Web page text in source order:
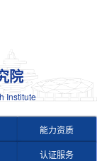
院
Institute
能力资质
认证服务